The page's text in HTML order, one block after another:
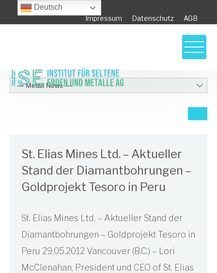
Impressum Datenschutz AGB
St. Elias Mines Ltd. – Aktueller
Stand der Diamantbohrungen –
Goldprojekt Tesoro in Peru
St. Elias Mines Ltd. – Aktueller Stand der
Diamantbohrungen – Goldprojekt Tesoro in
Peru 29.05.2012 Vancouver (B.C.) – Lori
McClenahan, President und CEO of St. Elias
Deutsch